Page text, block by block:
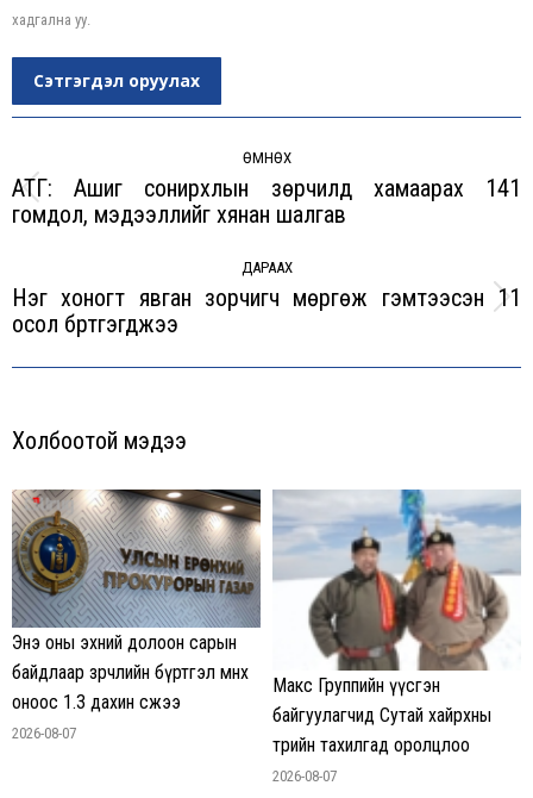
хадгална уу.
Сэтгэгдэл оруулах
navigation
ӨМНӨХ
Previous
АТГ: Ашиг сонирхлын зөрчилд хамаарах 141
гомдол, мэдээллийг хянан шалгав
ДАРААХ
Next
Нэг хоногт явган зорчигч мөргөж гэмтээсэн 11
осол бүртгэгджээ
Холбоотой мэдээ
Энэ оны эхний долоон сарын
байдлаар зөрчлийн бүртгэл өмнөх
оноос 1.3 дахин өсжээ
2026-08-07
Макс Группийн үүсгэн
байгуулагчид Сутай хайрхны
төрийн тахилгад оролцлоо
2026-08-07